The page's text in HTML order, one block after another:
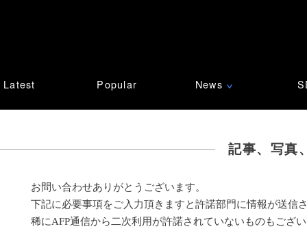
Latest Popular News ∨
記事、写真
お問い合わせありがとうございます。
下記に必要事項をご入力頂きますと許諾部門に情報が送信
稀にAFP通信から二次利用が許諾されていないものもござ